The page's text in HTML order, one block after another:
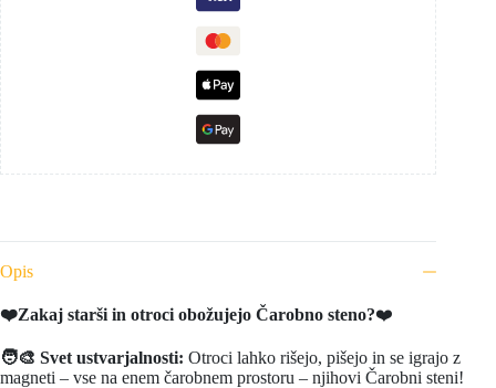
Opis
❤️Zakaj starši in otroci obožujejo Čarobno steno?❤️
🧑‍🎨 Svet ustvarjalnosti: Otroci lahko rišejo, pišejo in se igrajo z
magneti – vse na enem čarobnem prostoru – njihovi Čarobni steni!